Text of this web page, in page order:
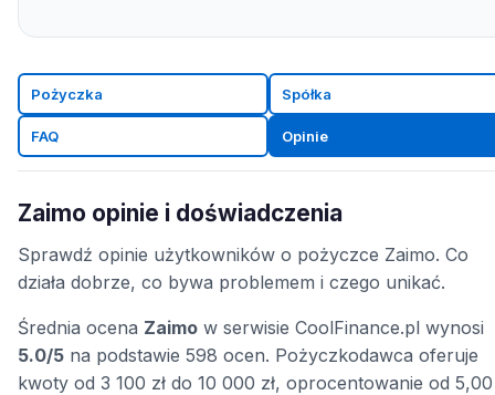
Pożyczka Spółka
FAQ Opinie
Zaimo opinie i doświadczenia
Sprawdź opinie użytkowników o pożyczce Zaimo. Co
działa dobrze, co bywa problemem i czego unikać.
Średnia ocena Zaimo w serwisie CoolFinance.pl wynosi
5.0/5 na podstawie 598 ocen. Pożyczkodawca oferuje
kwoty od 3 100 zł do 10 000 zł, oprocentowanie od